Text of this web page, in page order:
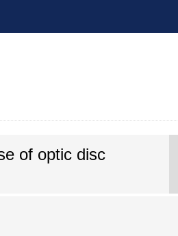
of optic disc